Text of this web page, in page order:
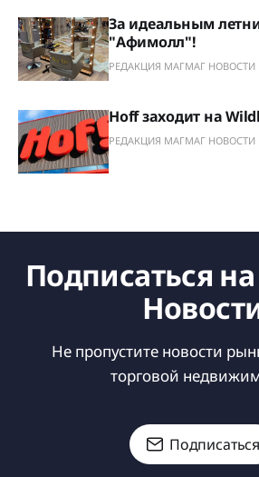
За идеальным
"Афимолл"!
РЕДАКЦИЯ МАГМАГ НОВОСТИ
Hoff заходит на
РЕДАКЦИЯ МАГМАГ НОВОСТИ
Подписаться
Не пропустите новости
торговой
Подписаться